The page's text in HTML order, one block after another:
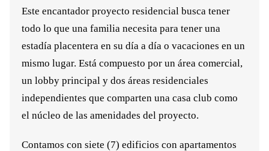
Este encantador proyecto residencial busca tener
todo lo que una familia necesita para tener una
estadía placentera en su día a día o vacaciones en un
mismo lugar. Está compuesto por un área comercial,
un lobby principal y dos áreas residenciales
independientes que comparten una casa club como
el núcleo de las amenidades del proyecto.
Contamos con siete (7) edificios con apartamentos